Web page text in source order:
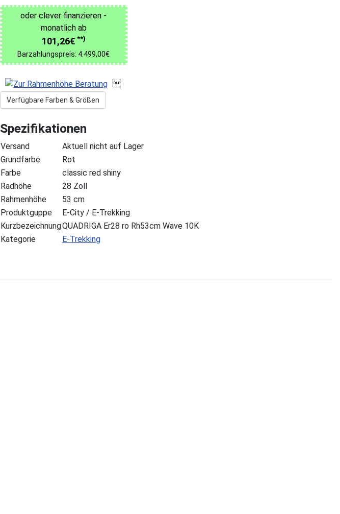
oder clever finanzieren -
monatlich ab
101,26€ **)
Barzahlungspreis: 4.499,00€

Verfügbare Farben & Größen
Spezifikationen
Versand
Aktuell nicht auf Lager
Grundfarbe
Rot
Farbe
classic red shiny
Radhöhe
28 Zoll
Rahmenhöhe
53 cm
Produktguppe
E-City / E-Trekking
KurzbezeichnungQUADRIGA Er28 ro Rh53cm Wave 10K
Kategorie
E-Trekking